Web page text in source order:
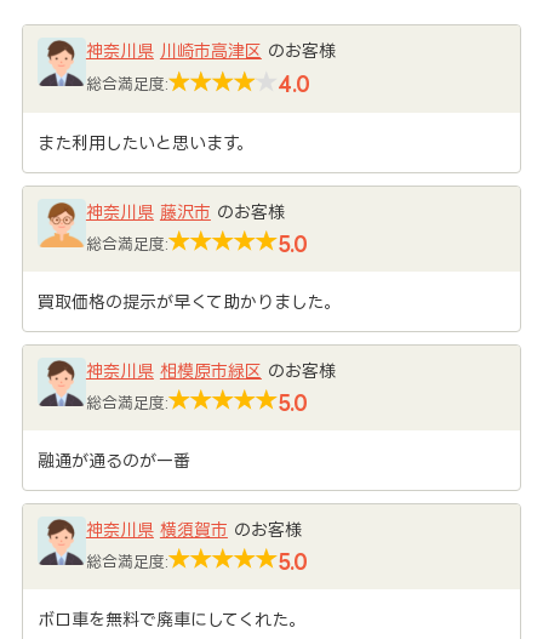
神奈川県 川崎市高津区 のお客様
総合満足度: 4.0
また利用したいと思います。
神奈川県 藤沢市 のお客様
総合満足度: 5.0
買取価格の提示が早くて助かりました。
神奈川県 相模原市緑区 のお客様
総合満足度: 5.0
融通が通るのが一番
神奈川県 横須賀市 のお客様
総合満足度: 5.0
ボロ車を無料で廃車にしてくれた。